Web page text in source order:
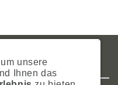
HILFECOOKIES
unsere
Ihnen das